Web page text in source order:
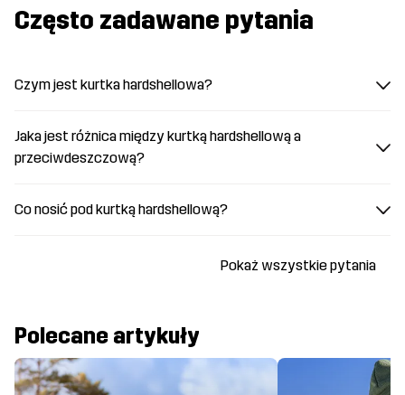
Często zadawane pytania
Czym jest kurtka hardshellowa?
Jaka jest różnica między kurtką hardshellową a
przeciwdeszczową?
Co nosić pod kurtką hardshellową?
Pokaż wszystkie pytania
Polecane artykuły